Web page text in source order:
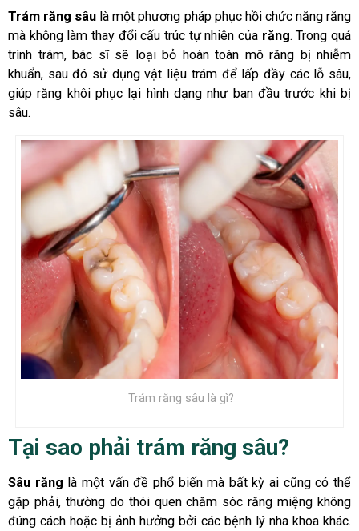
Trám răng sâu là một phương pháp phục hồi chức năng răng
mà không làm thay đổi cấu trúc tự nhiên của răng. Trong quá
trình trám, bác sĩ sẽ loại bỏ hoàn toàn mô răng bị nhiễm
khuẩn, sau đó sử dụng vật liệu trám để lấp đầy các lỗ sâu,
giúp răng khôi phục lại hình dạng như ban đầu trước khi bị
sâu.
Trám răng sâu là gì?
Tại sao phải trám răng sâu?
Sâu răng là một vấn đề phổ biến mà bất kỳ ai cũng có thể
gặp phải, thường do thói quen chăm sóc răng miệng không
đúng cách hoặc bị ảnh hưởng bởi các bệnh lý nha khoa khác.